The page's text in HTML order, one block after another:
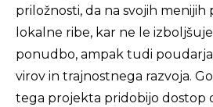
priložnosti, da na svojih menijih
lokalne ribe, kar ne le
ponudbo, ampak tudi
virov in trajnostnega razvoja.
tega projekta pridobijo dostop